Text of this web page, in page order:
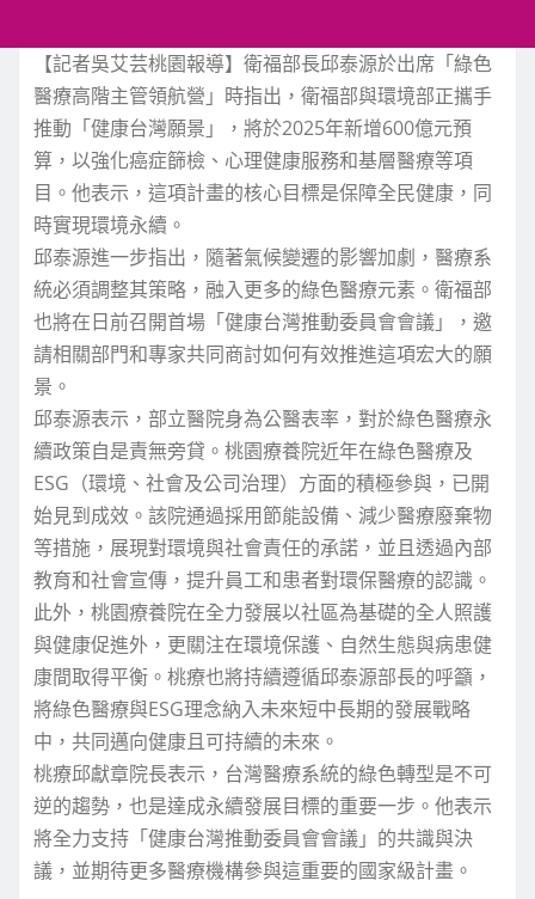
【記者吳艾芸桃園報導】衛福部長邱泰源於出席「綠色
醫療高階主管領航營」時指出，衛福部與環境部正攜手
推動「健康台灣願景」，將於2025年新增600億元預
算，以強化癌症篩檢、心理健康服務和基層醫療等項
目。他表示，這項計畫的核心目標是保障全民健康，同
時實現環境永續。
邱泰源進一步指出，隨著氣候變遷的影響加劇，醫療系
統必須調整其策略，融入更多的綠色醫療元素。衛福部
也將在日前召開首場「健康台灣推動委員會會議」，邀
請相關部門和專家共同商討如何有效推進這項宏大的願
景。
邱泰源表示，部立醫院身為公醫表率，對於綠色醫療永
續政策自是責無旁貸。桃園療養院近年在綠色醫療及
ESG（環境、社會及公司治理）方面的積極參與，已開
始見到成效。該院通過採用節能設備、減少醫療廢棄物
等措施，展現對環境與社會責任的承諾，並且透過內部
教育和社會宣傳，提升員工和患者對環保醫療的認識。
此外，桃園療養院在全力發展以社區為基礎的全人照護
與健康促進外，更關注在環境保護、自然生態與病患健
康間取得平衡。桃療也將持續遵循邱泰源部長的呼籲，
將綠色醫療與ESG理念納入未來短中長期的發展戰略
中，共同邁向健康且可持續的未來。
桃療邱獻章院長表示，台灣醫療系統的綠色轉型是不可
逆的趨勢，也是達成永續發展目標的重要一步。他表示
將全力支持「健康台灣推動委員會會議」的共識與決
議，並期待更多醫療機構參與這重要的國家級計畫。